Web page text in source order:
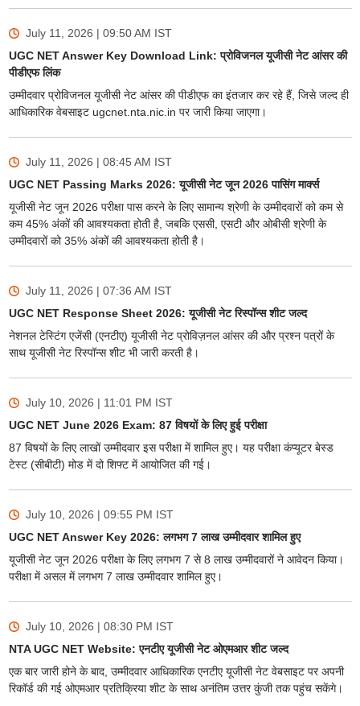
July 11, 2026 | 09:50 AM IST
UGC NET Answer Key Download Link: प्रोविजनल यूजीसी नेट आंसर की
पीडीएफ लिंक
उम्मीदवार प्रोविजनल यूजीसी नेट आंसर की पीडीएफ का इंतजार कर रहे हैं, जिसे जल्द ही
आधिकारिक वेबसाइट ugcnet.nta.nic.in पर जारी किया जाएगा।
July 11, 2026 | 08:45 AM IST
UGC NET Passing Marks 2026: यूजीसी नेट जून 2026 पासिंग मार्क्स
यूजीसी नेट जून 2026 परीक्षा पास करने के लिए सामान्य श्रेणी के उम्मीदवारों को कम से
कम 45% अंकों की आवश्यकता होती है, जबकि एससी, एसटी और ओबीसी श्रेणी के
उम्मीदवारों को 35% अंकों की आवश्यकता होती है।
July 11, 2026 | 07:36 AM IST
UGC NET Response Sheet 2026: यूजीसी नेट रिस्पॉन्स शीट जल्द
नेशनल टेस्टिंग एजेंसी (एनटीए) यूजीसी नेट प्रोविज़नल आंसर की और प्रश्न पत्रों के
साथ यूजीसी नेट रिस्पॉन्स शीट भी जारी करती है।
July 10, 2026 | 11:01 PM IST
UGC NET June 2026 Exam: 87 विषयों के लिए हुई परीक्षा
87 विषयों के लिए लाखों उम्मीदवार इस परीक्षा में शामिल हुए। यह परीक्षा कंप्यूटर बेस्ड
टेस्ट (सीबीटी) मोड में दो शिफ्ट में आयोजित की गई।
July 10, 2026 | 09:55 PM IST
UGC NET Answer Key 2026: लगभग 7 लाख उम्मीदवार शामिल हुए
यूजीसी नेट जून 2026 परीक्षा के लिए लगभग 7 से 8 लाख उम्मीदवारों ने आवेदन किया।
परीक्षा में असल में लगभग 7 लाख उम्मीदवार शामिल हुए।
July 10, 2026 | 08:30 PM IST
NTA UGC NET Website: एनटीए यूजीसी नेट ओएमआर शीट जल्द
एक बार जारी होने के बाद, उम्मीदवार आधिकारिक एनटीए यूजीसी नेट वेबसाइट पर अपनी
रिकॉर्ड की गई ओएमआर प्रतिक्रिया शीट के साथ अनंतिम उत्तर कुंजी तक पहुंच सकेंगे।